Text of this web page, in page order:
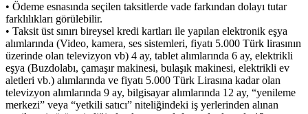
• Ödeme esnasında seçilen taksitlerde vade farkından dolayı tutar
farklılıkları görülebilir.
• Taksit üst sınırı bireysel kredi kartları ile yapılan elektronik eşya
alımlarında (Video, kamera, ses sistemleri, fiyatı 5.000 Türk lirasının
üzerinde olan televizyon vb) 4 ay, tablet alımlarında 6 ay, elektrikli
eşya (Buzdolabı, çamaşır makinesi, bulaşık makinesi, elektrikli ev
aletleri vb.) alımlarında ve fiyatı 5.000 Türk Lirasına kadar olan
televizyon alımlarında 9 ay, bilgisayar alımlarında 12 ay, “yenileme
merkezi” veya “yetkili satıcı” niteliğindeki iş yerlerinden alınan